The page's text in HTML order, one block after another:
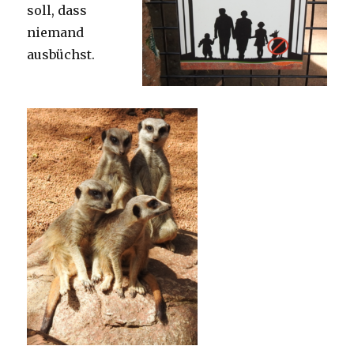
soll, dass
niemand
ausbüchst.